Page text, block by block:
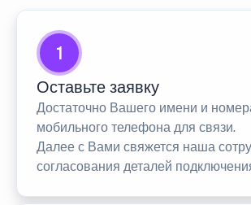
1
Оставьте заявку
Достаточно Вашего имени и
мобильного телефона для связи.
Далее с Вами свяжется наша
согласования деталей